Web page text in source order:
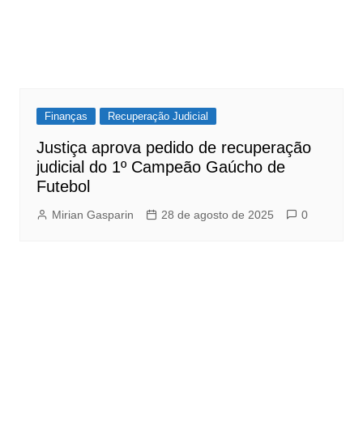
Finanças Recuperação Judicial
Justiça aprova pedido de recuperação
judicial do 1º Campeão Gaúcho de
Futebol
Mirian Gasparin 28 de agosto de 2025 0